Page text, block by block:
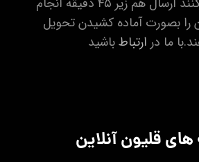
را بصورت آماده کشیدن تحویل
ما در ارتباطباشید
های قلیون آنلاین